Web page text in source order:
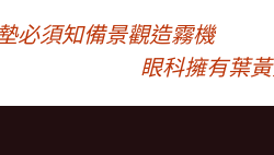
必須知備景觀造霧機
眼科擁有葉